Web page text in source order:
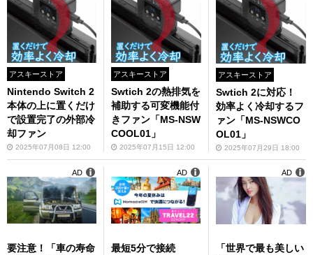
アスキーストア
Nintendo Switch 2
本体の上に置くだけ
で設置完了の外部冷
却ファン
2025年07月08日 12:00
アスキーストア
Swtich 2の熱排気を
補助する可変機能付
きファン「MS-NSW
COOL01」
2025年07月15日 12:00
アスキーストア
Swtich 2に対応！
効率よく冷却するフ
ァン「MS-NSWCO
OL01」
2025年07月29日 18:00
要注意！「車の寿命
AD
最短5分で接続
AD
「世界で最も美しい
AD